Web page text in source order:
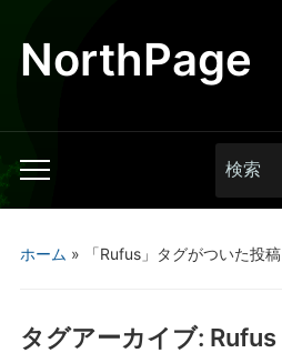
NorthPage
Toggle
mobile
Search
for:
ホーム » 「Rufus」タグがついた投稿
タグアーカイブ: Rufus